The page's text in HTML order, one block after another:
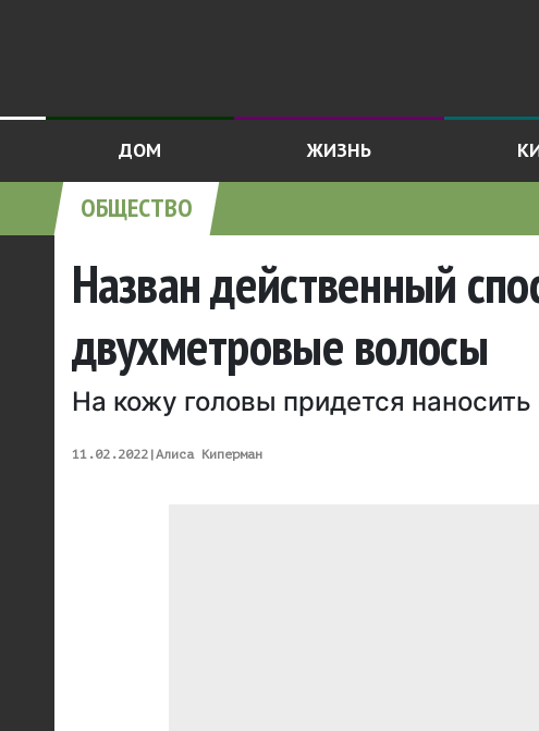
ДОМ ЖИЗНЬ
ОБЩЕСТВО
Назван действенный
двухметровые волосы
На кожу головы придется
11.02.2022|Алиса Киперман